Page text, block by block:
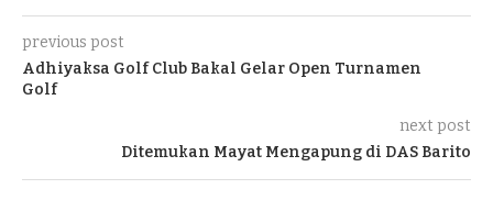
previous post
Adhiyaksa Golf Club Bakal Gelar Open Turnamen
Golf
next post
Ditemukan Mayat Mengapung di DAS Barito